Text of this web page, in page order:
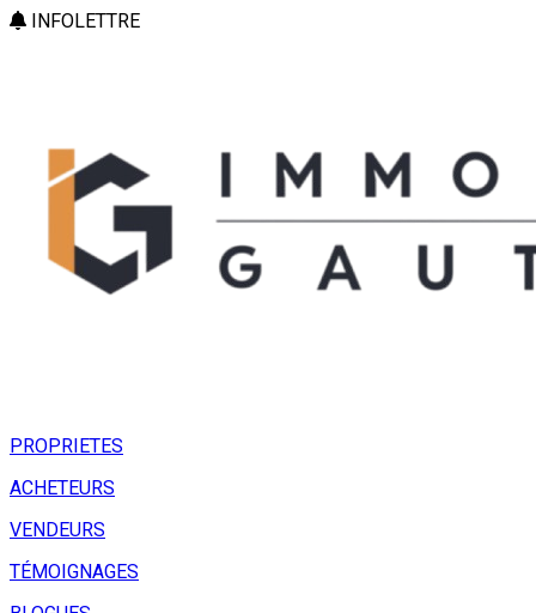
INFOLETTRE
PROPRIETES
ACHETEURS
VENDEURS
TÉMOIGNAGES